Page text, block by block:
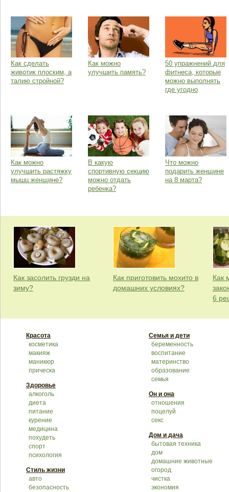
Как сделать
животик плоским, а
талию стройной?
Как можно
улучшить память?
50 упражнений для
фитнеса, которые
можно выполнять
где угодно
Как можно
улучшить растяжку
мышц женщине?
В какую
спортивную секцию
можно отдать
ребенка?
Что можно
подарить женщине
на 8 марта?
Как засолить грузди на
зиму?
Как приготовить мохито в
домашних условиях?
Как
6
Красота
косметика
макияж
маникюр
прическа
Здоровье
алкоголь
диета
питание
курение
медицина
похудеть
спорт
психология
Стиль жизни
авто
безопасность
Семья и дети
беременность
воспитание
материнство
образование
семья
Он и она
отношения
поцелуй
секс
Дом и дача
бытовая техника
дом
домашние животные
огород
чистка
экономия